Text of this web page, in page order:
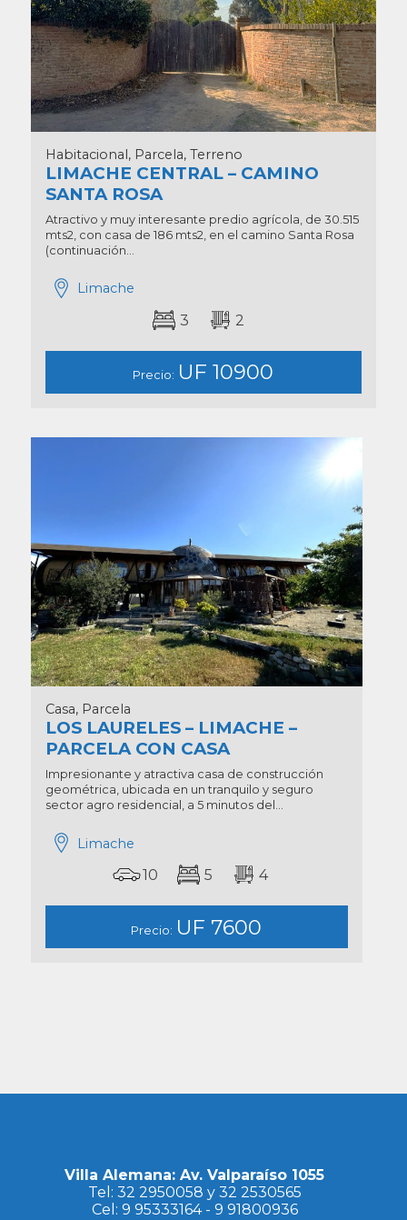
Habitacional, Parcela, Terreno
LIMACHE CENTRAL – CAMINO
SANTA ROSA
Atractivo y muy interesante predio agrícola, de 30.515
mts2, con casa de 186 mts2, en el camino Santa Rosa
(continuación...
Limache
3 2
Precio: UF 10900
Casa, Parcela
LOS LAURELES – LIMACHE –
PARCELA CON CASA
Impresionante y atractiva casa de construcción
geométrica, ubicada en un tranquilo y seguro
sector agro residencial, a 5 minutos del...
Limache
10 5 4
Precio: UF 7600
Villa Alemana: Av. Valparaíso 1055
Tel: 32 2950058 y 32 2530565
Cel: 9 95333164- 9 91800936